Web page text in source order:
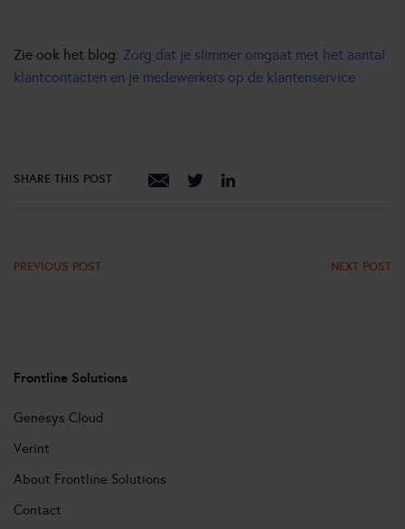
Zie ook het blog: Zorg dat je slimmer omgaat met het aantal
klantcontacten en je medewerkers op de klantenservice
SHARE THIS POST
PREVIOUS POST NEXT POST
Frontline Solutions
Genesys Cloud
Verint
About Frontline Solutions
Contact